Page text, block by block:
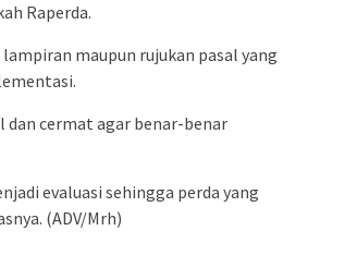
Raperda.
maupun rujukan pasal yang
dan cermat agar benar-benar
evaluasi sehingga perda yang
(ADV/Mrh)